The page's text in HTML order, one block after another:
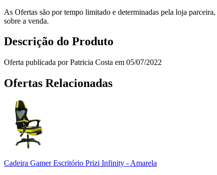
As Ofertas são por tempo limitado e determinadas pela loja
sobre a venda.
Descrição do Produto
Oferta publicada por Patricia Costa em 05/07/2022
Ofertas Relacionadas
Cadeira Gamer Escritório Prizi Infinity - Amarela